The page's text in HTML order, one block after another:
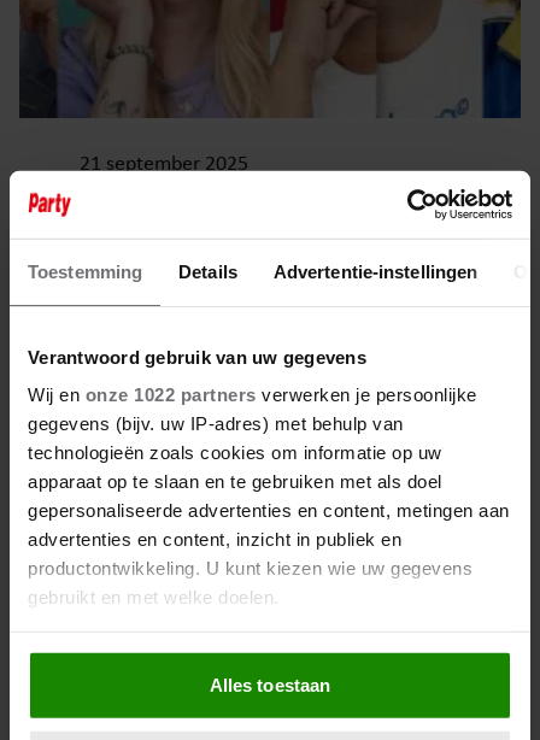
Toestemming Details Advertentie-instellingen
Verantwoord gebruik van uw gegevens
Wij en onze 1022 partners verwerken je persoonlijke
gegevens (bijv. uw IP-adres) met behulp van
technologieën zoals cookies om informatie op uw
apparaat op te slaan en te gebruiken met als doel
gepersonaliseerde advertenties en content, metingen aan
advertenties en content, inzicht in publiek en
productontwikkeling. U kunt kiezen wie uw gegevens
gebruikt en met welke doelen.
Als u het toestaat, willen we ook graag:
Informatie verzamelen over uw geografische
locatie, die tot een paar meter nauwkeurig kan zijn
Alles toestaan
21 september 2025
VANAVOND KEERT ‘OOK DAT
NOG!’ TERUG OP TV